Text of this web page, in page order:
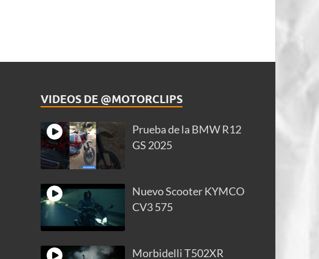
VIDEOS DE @MOTORCLIPS
Prueba de la BMW R12
GS 2025
Nuevo Scooter KYMCO
CV3 575
Morbidelli T502XR